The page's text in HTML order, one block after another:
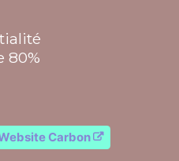
80%
Carbon